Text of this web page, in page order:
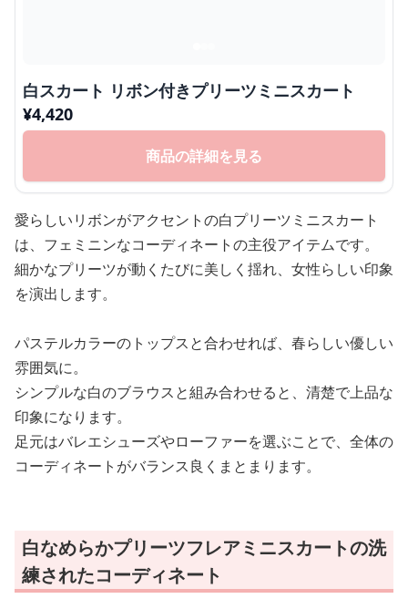
白スカート リボン付きプリーツミニスカート
¥4,420
商品の詳細を見る
愛らしいリボンがアクセントの白プリーツミニスカート
は、フェミニンなコーディネートの主役アイテムです。
細かなプリーツが動くたびに美しく揺れ、女性らしい印象
を演出します。
パステルカラーのトップスと合わせれば、春らしい優しい
雰囲気に。
シンプルな白のブラウスと組み合わせると、清楚で上品な
印象になります。
足元はバレエシューズやローファーを選ぶことで、全体の
コーディネートがバランス良くまとまります。
白なめらかプリーツフレアミニスカートの洗
練されたコーディネート